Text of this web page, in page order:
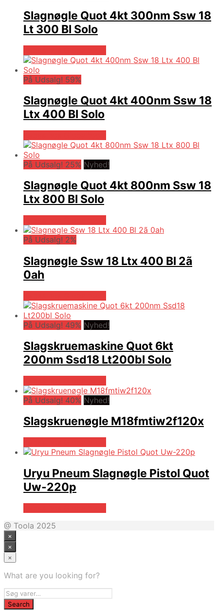
Slagnøgle Quot 4kt 300nm Ssw 18
Lt 300 Bl Solo
På Udsalg! 59%
Slagnøgle Quot 4kt 400nm Ssw 18
Ltx 400 Bl Solo
På Udsalg! 25% Nyhed!
Slagnøgle Quot 4kt 800nm Ssw 18
Ltx 800 Bl Solo
På Udsalg! 2%
Slagnøgle Ssw 18 Ltx 400 Bl 2ã
0ah
På Udsalg! 49% Nyhed!
Slagskruemaskine Quot 6kt
200nm Ssd18 Lt200bl Solo
På Udsalg! 40% Nyhed!
Slagskruenøgle M18fmtiw2f120x
Uryu Pneum Slagnøgle Pistol Quot
Uw-220p
@ Toola 2025
×
×
×
What are you looking for?